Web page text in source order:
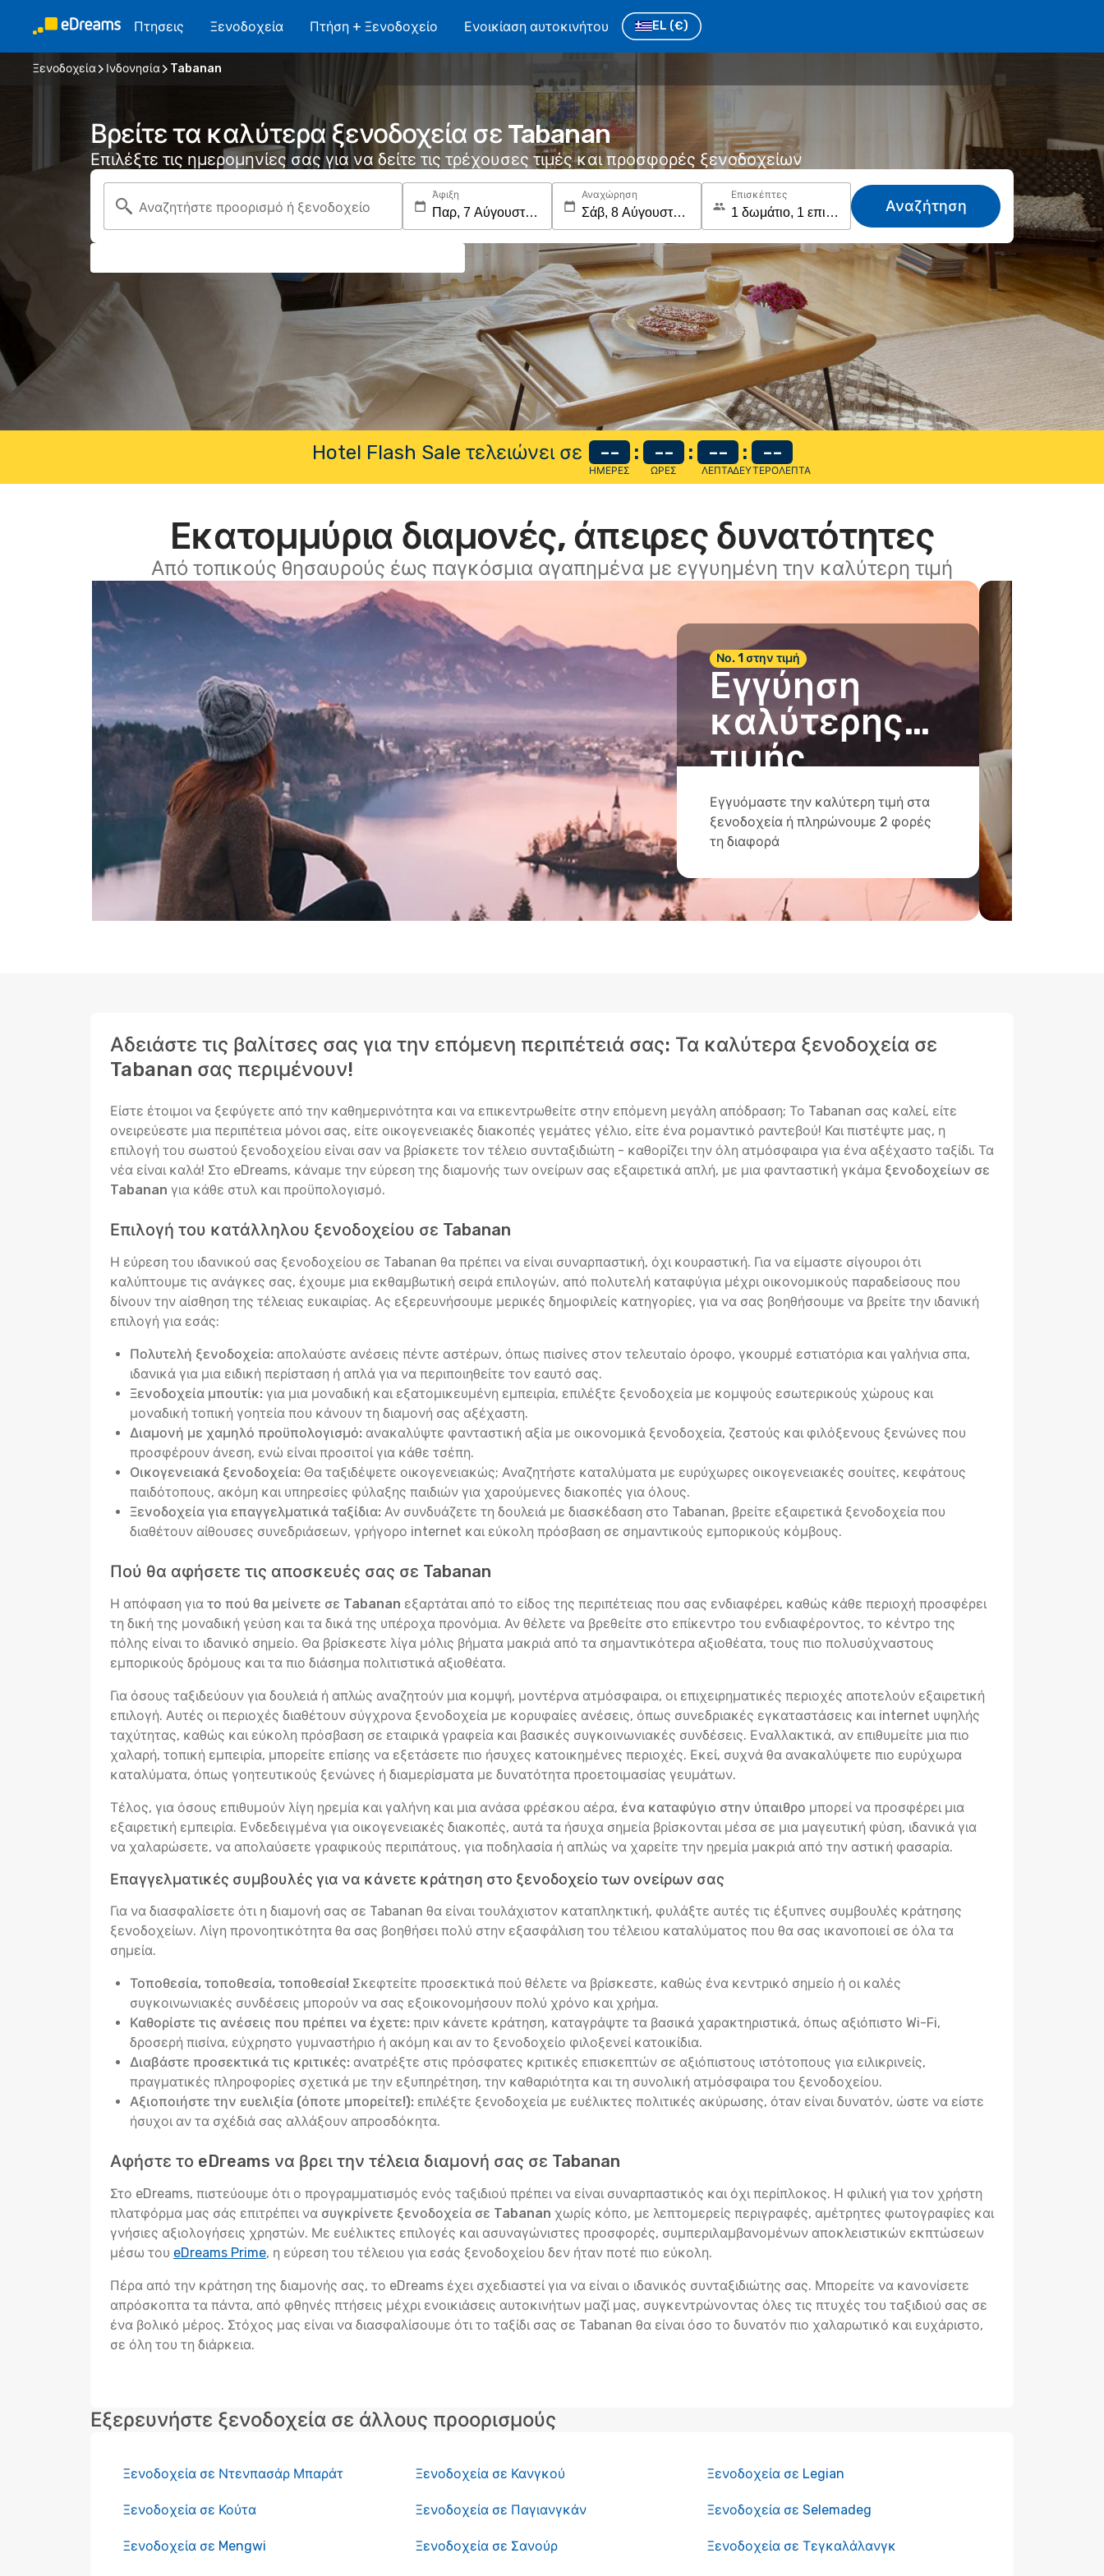
Πτησεις Ξενοδοχεία Πτήση + Ξενοδοχείο Ενοικίαση αυτοκινήτου EL (€)
Ξενοδοχεία Ινδονησία Tabanan
Βρείτε τα καλύτερα ξενοδοχεία σε Tabanan
Επιλέξτε τις ημερομηνίες σας για να δείτε τις τρέχουσες τιμές και προσφορές ξενοδοχείων
Αναζητήστε προορισμό ή ξενοδοχείο
Άφιξη Αναχώρηση Επισκέπτες
Αναζήτηση
Hotel Flash Sale τελειώνει σε --
ΗΜΈΡΕΣ
: --
ΏΡΕΣ
: --
ΛΕΠΤΆ
: --
ΔΕΥΤΕΡΌΛΕΠΤΑ
Εκατομμύρια διαμονές, άπειρες δυνατότητες
Από τοπικούς θησαυρούς έως παγκόσμια αγαπημένα με εγγυημένη την καλύτερη τιμή
Νο. 1 στην τιμή
Εγγύηση
καλύτερης
τιμής
Εγγυόμαστε την καλύτερη τιμή στα
ξενοδοχεία ή πληρώνουμε 2 φορές
τη διαφορά
Αδειάστε τις βαλίτσες σας για την επόμενη περιπέτειά σας: Τα καλύτερα ξενοδοχεία σε
Tabanan σας περιμένουν!
Είστε έτοιμοι να ξεφύγετε από την καθημερινότητα και να επικεντρωθείτε στην επόμενη μεγάλη απόδραση; Το Tabanan σας καλεί, είτε
ονειρεύεστε μια περιπέτεια μόνοι σας, είτε οικογενειακές διακοπές γεμάτες γέλιο, είτε ένα ρομαντικό ραντεβού! Και πιστέψτε μας, η
επιλογή του σωστού ξενοδοχείου είναι σαν να βρίσκετε τον τέλειο συνταξιδιώτη - καθορίζει την όλη ατμόσφαιρα για ένα αξέχαστο ταξίδι. Τα
νέα είναι καλά! Στο eDreams, κάναμε την εύρεση της διαμονής των ονείρων σας εξαιρετικά απλή, με μια φανταστική γκάμα ξενοδοχείων σε
Tabanan για κάθε στυλ και προϋπολογισμό.
Επιλογή του κατάλληλου ξενοδοχείου σε Tabanan
Η εύρεση του ιδανικού σας ξενοδοχείου σε Tabanan θα πρέπει να είναι συναρπαστική, όχι κουραστική. Για να είμαστε σίγουροι ότι
καλύπτουμε τις ανάγκες σας, έχουμε μια εκθαμβωτική σειρά επιλογών, από πολυτελή καταφύγια μέχρι οικονομικούς παραδείσους που
δίνουν την αίσθηση της τέλειας ευκαιρίας. Ας εξερευνήσουμε μερικές δημοφιλείς κατηγορίες, για να σας βοηθήσουμε να βρείτε την ιδανική
επιλογή για εσάς:
Πολυτελή ξενοδοχεία: απολαύστε ανέσεις πέντε αστέρων, όπως πισίνες στον τελευταίο όροφο, γκουρμέ εστιατόρια και γαλήνια σπα,
ιδανικά για μια ειδική περίσταση ή απλά για να περιποιηθείτε τον εαυτό σας.
Ξενοδοχεία μπουτίκ: για μια μοναδική και εξατομικευμένη εμπειρία, επιλέξτε ξενοδοχεία με κομψούς εσωτερικούς χώρους και
μοναδική τοπική γοητεία που κάνουν τη διαμονή σας αξέχαστη.
Διαμονή με χαμηλό προϋπολογισμό: ανακαλύψτε φανταστική αξία με οικονομικά ξενοδοχεία, ζεστούς και φιλόξενους ξενώνες που
προσφέρουν άνεση, ενώ είναι προσιτοί για κάθε τσέπη.
Οικογενειακά ξενοδοχεία: Θα ταξιδέψετε οικογενειακώς; Αναζητήστε καταλύματα με ευρύχωρες οικογενειακές σουίτες, κεφάτους
παιδότοπους, ακόμη και υπηρεσίες φύλαξης παιδιών για χαρούμενες διακοπές για όλους.
Ξενοδοχεία για επαγγελματικά ταξίδια: Αν συνδυάζετε τη δουλειά με διασκέδαση στο Tabanan, βρείτε εξαιρετικά ξενοδοχεία που
διαθέτουν αίθουσες συνεδριάσεων, γρήγορο internet και εύκολη πρόσβαση σε σημαντικούς εμπορικούς κόμβους.
Πού θα αφήσετε τις αποσκευές σας σε Tabanan
Η απόφαση για το πού θα μείνετε σε Tabanan εξαρτάται από το είδος της περιπέτειας που σας ενδιαφέρει, καθώς κάθε περιοχή προσφέρει
τη δική της μοναδική γεύση και τα δικά της υπέροχα προνόμια. Αν θέλετε να βρεθείτε στο επίκεντρο του ενδιαφέροντος, το κέντρο της
πόλης είναι το ιδανικό σημείο. Θα βρίσκεστε λίγα μόλις βήματα μακριά από τα σημαντικότερα αξιοθέατα, τους πιο πολυσύχναστους
εμπορικούς δρόμους και τα πιο διάσημα πολιτιστικά αξιοθέατα.
Για όσους ταξιδεύουν για δουλειά ή απλώς αναζητούν μια κομψή, μοντέρνα ατμόσφαιρα, οι επιχειρηματικές περιοχές αποτελούν εξαιρετική
επιλογή. Αυτές οι περιοχές διαθέτουν σύγχρονα ξενοδοχεία με κορυφαίες ανέσεις, όπως συνεδριακές εγκαταστάσεις και internet υψηλής
ταχύτητας, καθώς και εύκολη πρόσβαση σε εταιρικά γραφεία και βασικές συγκοινωνιακές συνδέσεις. Εναλλακτικά, αν επιθυμείτε μια πιο
χαλαρή, τοπική εμπειρία, μπορείτε επίσης να εξετάσετε πιο ήσυχες κατοικημένες περιοχές. Εκεί, συχνά θα ανακαλύψετε πιο ευρύχωρα
καταλύματα, όπως γοητευτικούς ξενώνες ή διαμερίσματα με δυνατότητα προετοιμασίας γευμάτων.
Τέλος, για όσους επιθυμούν λίγη ηρεμία και γαλήνη και μια ανάσα φρέσκου αέρα, ένα καταφύγιο στην ύπαιθρο μπορεί να προσφέρει μια
εξαιρετική εμπειρία. Ενδεδειγμένα για οικογενειακές διακοπές, αυτά τα ήσυχα σημεία βρίσκονται μέσα σε μια μαγευτική φύση, ιδανικά για
να χαλαρώσετε, να απολαύσετε γραφικούς περιπάτους, για ποδηλασία ή απλώς να χαρείτε την ηρεμία μακριά από την αστική φασαρία.
Επαγγελματικές συμβουλές για να κάνετε κράτηση στο ξενοδοχείο των ονείρων σας
Για να διασφαλίσετε ότι η διαμονή σας σε Tabanan θα είναι τουλάχιστον καταπληκτική, φυλάξτε αυτές τις έξυπνες συμβουλές κράτησης
ξενοδοχείων. Λίγη προνοητικότητα θα σας βοηθήσει πολύ στην εξασφάλιση του τέλειου καταλύματος που θα σας ικανοποιεί σε όλα τα
σημεία.
Τοποθεσία, τοποθεσία, τοποθεσία! Σκεφτείτε προσεκτικά πού θέλετε να βρίσκεστε, καθώς ένα κεντρικό σημείο ή οι καλές
συγκοινωνιακές συνδέσεις μπορούν να σας εξοικονομήσουν πολύ χρόνο και χρήμα.
Καθορίστε τις ανέσεις που πρέπει να έχετε: πριν κάνετε κράτηση, καταγράψτε τα βασικά χαρακτηριστικά, όπως αξιόπιστο Wi-Fi,
δροσερή πισίνα, εύχρηστο γυμναστήριο ή ακόμη και αν το ξενοδοχείο φιλοξενεί κατοικίδια.
Διαβάστε προσεκτικά τις κριτικές: ανατρέξτε στις πρόσφατες κριτικές επισκεπτών σε αξιόπιστους ιστότοπους για ειλικρινείς,
πραγματικές πληροφορίες σχετικά με την εξυπηρέτηση, την καθαριότητα και τη συνολική ατμόσφαιρα του ξενοδοχείου.
Αξιοποιήστε την ευελιξία (όποτε μπορείτε!): επιλέξτε ξενοδοχεία με ευέλικτες πολιτικές ακύρωσης, όταν είναι δυνατόν, ώστε να είστε
ήσυχοι αν τα σχέδιά σας αλλάξουν απροσδόκητα.
Αφήστε το eDreams να βρει την τέλεια διαμονή σας σε Tabanan
Στο eDreams, πιστεύουμε ότι ο προγραμματισμός ενός ταξιδιού πρέπει να είναι συναρπαστικός και όχι περίπλοκος. Η φιλική για τον χρήστη
πλατφόρμα μας σάς επιτρέπει να συγκρίνετε ξενοδοχεία σε Tabanan χωρίς κόπο, με λεπτομερείς περιγραφές, αμέτρητες φωτογραφίες και
γνήσιες αξιολογήσεις χρηστών. Με ευέλικτες επιλογές και ασυναγώνιστες προσφορές, συμπεριλαμβανομένων αποκλειστικών εκπτώσεων
μέσω του eDreams Prime, η εύρεση του τέλειου για εσάς ξενοδοχείου δεν ήταν ποτέ πιο εύκολη.
Πέρα από την κράτηση της διαμονής σας, το eDreams έχει σχεδιαστεί για να είναι ο ιδανικός συνταξιδιώτης σας. Μπορείτε να κανονίσετε
απρόσκοπτα τα πάντα, από φθηνές πτήσεις μέχρι ενοικιάσεις αυτοκινήτων μαζί μας, συγκεντρώνοντας όλες τις πτυχές του ταξιδιού σας σε
ένα βολικό μέρος. Στόχος μας είναι να διασφαλίσουμε ότι το ταξίδι σας σε Tabanan θα είναι όσο το δυνατόν πιο χαλαρωτικό και ευχάριστο,
σε όλη του τη διάρκεια.
Εξερευνήστε ξενοδοχεία σε άλλους προορισμούς
Ξενοδοχεία σε Ντενπασάρ Μπαράτ Ξενοδοχεία σε Κανγκού Ξενοδοχεία σε Legian
Ξενοδοχεία σε Κούτα Ξενοδοχεία σε Παγιανγκάν Ξενοδοχεία σε Selemadeg
Ξενοδοχεία σε Mengwi Ξενοδοχεία σε Σανούρ Ξενοδοχεία σε Τεγκαλάλανγκ